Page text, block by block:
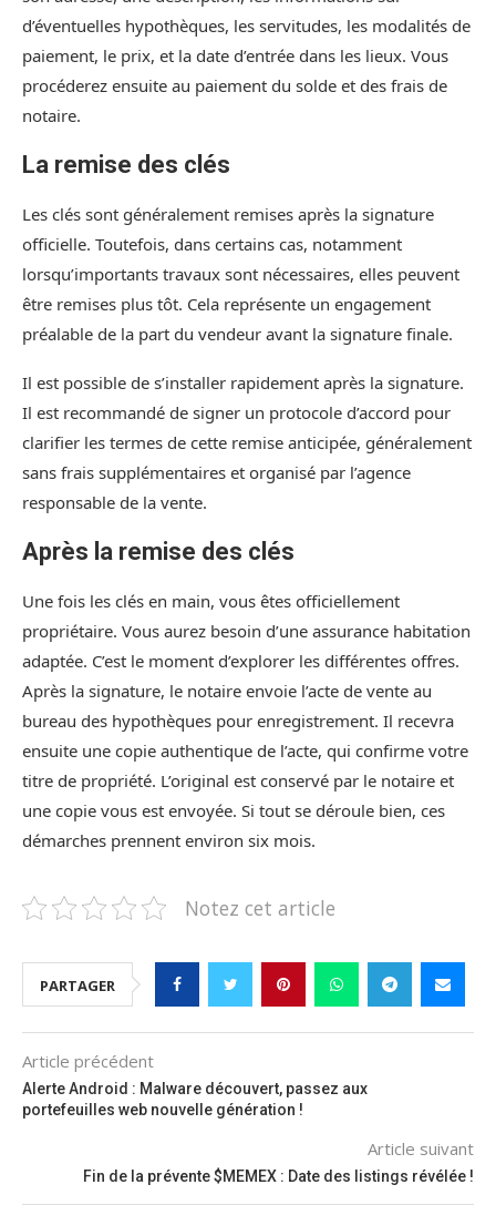
d’éventuelles hypothèques, les servitudes, les modalités de
paiement, le prix, et la date d’entrée dans les lieux. Vous
procéderez ensuite au paiement du solde et des frais de
notaire.
La remise des clés
Les clés sont généralement remises après la signature
officielle. Toutefois, dans certains cas, notamment
lorsqu’importants travaux sont nécessaires, elles peuvent
être remises plus tôt. Cela représente un engagement
préalable de la part du vendeur avant la signature finale.
Il est possible de s’installer rapidement après la signature.
Il est recommandé de signer un protocole d’accord pour
clarifier les termes de cette remise anticipée, généralement
sans frais supplémentaires et organisé par l’agence
responsable de la vente.
Après la remise des clés
Une fois les clés en main, vous êtes officiellement
propriétaire. Vous aurez besoin d’une assurance habitation
adaptée. C’est le moment d’explorer les différentes offres.
Après la signature, le notaire envoie l’acte de vente au
bureau des hypothèques pour enregistrement. Il recevra
ensuite une copie authentique de l’acte, qui confirme votre
titre de propriété. L’original est conservé par le notaire et
une copie vous est envoyée. Si tout se déroule bien, ces
démarches prennent environ six mois.
Notez cet article
PARTAGER
Article précédent
Alerte Android : Malware découvert, passez aux
portefeuilles web nouvelle génération !
Article suivant
Fin de la prévente $MEMEX : Date des listings révélée !